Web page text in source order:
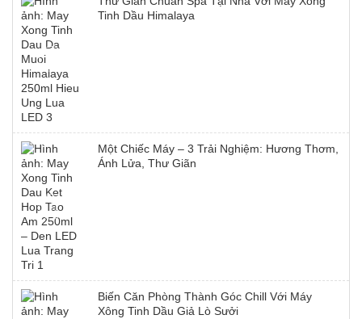
Tinh Dầu Himalaya
Một Chiếc Máy – 3 Trải Nghiệm: Hương Thơm,
Ánh Lửa, Thư Giãn
Biến Căn Phòng Thành Góc Chill Với Máy
Xông Tinh Dầu Giả Lò Sưởi